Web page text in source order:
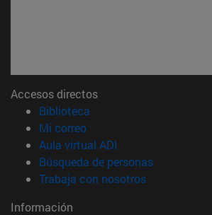
Accesos directos
Biblioteca
Mi correo(abre en nueva ventana)
Aula virtual ADI
Búsqueda de personas(abre en
Trabaja con nosotros(abre en
Información